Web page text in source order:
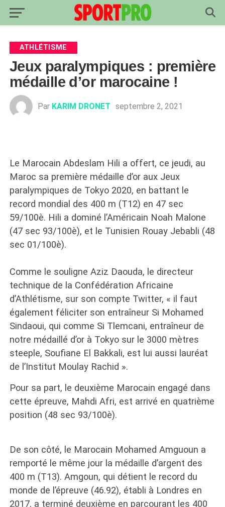
ATHLÉTISME
Jeux paralympiques : première
médaille d’or marocaine !
Par KARIM DRONET septembre 2, 2021
Le Marocain Abdeslam Hili a offert, ce jeudi, au
Maroc sa première médaille d’or aux Jeux
paralympiques de Tokyo 2020, en battant le
record mondial des 400 m (T12) en 47 sec
59/100è. Hili a dominé l’Américain Noah Malone
(47 sec 93/100è), et le Tunisien Rouay Jebabli (48
sec 01/100è).
Comme le souligne Aziz Daouda, le directeur
technique de la Confédération Africaine
d’Athlétisme, sur son compte Twitter, « il faut
également féliciter son entraîneur Si Mohamed
Sindaoui, qui comme Si Tlemcani, entraîneur de
notre médaillé d’or à Tokyo sur le 3000 mètres
steeple, Soufiane El Bakkali, est lui aussi lauréat
de l’Institut Moulay Rachid ».
Pour sa part, le deuxième Marocain engagé dans
cette épreuve, Mahdi Afri, est arrivé en quatrième
position (48 sec 93/100è).
De son côté, le Marocain Mohamed Amguoun a
remporté le même jour la médaille d’argent des
400 m (T13). Amgoun, qui détient le record du
monde de l’épreuve (46.92), établi à Londres en
2017, a terminé deuxième en parcourant les 400